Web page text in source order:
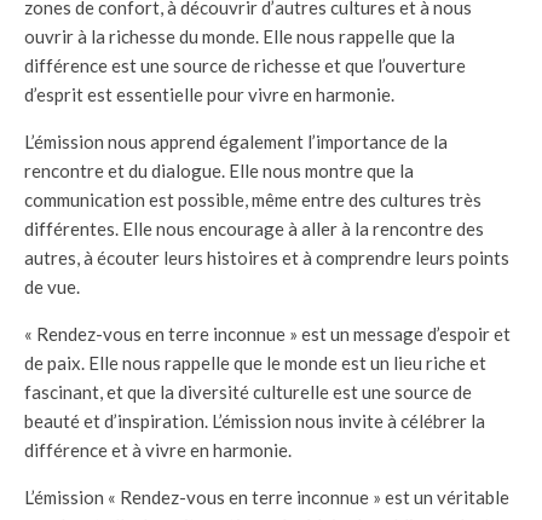
zones de confort, à découvrir d’autres cultures et à nous
ouvrir à la richesse du monde. Elle nous rappelle que la
différence est une source de richesse et que l’ouverture
d’esprit est essentielle pour vivre en harmonie.
L’émission nous apprend également l’importance de la
rencontre et du dialogue. Elle nous montre que la
communication est possible, même entre des cultures très
différentes. Elle nous encourage à aller à la rencontre des
autres, à écouter leurs histoires et à comprendre leurs points
de vue.
« Rendez-vous en terre inconnue » est un message d’espoir et
de paix. Elle nous rappelle que le monde est un lieu riche et
fascinant, et que la diversité culturelle est une source de
beauté et d’inspiration. L’émission nous invite à célébrer la
différence et à vivre en harmonie.
L’émission « Rendez-vous en terre inconnue » est un véritable